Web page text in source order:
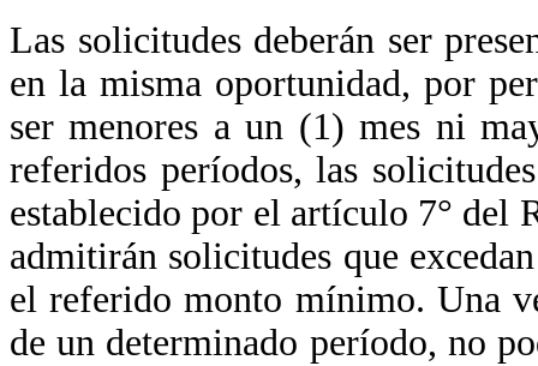
Las solicitudes deberán ser
en la misma oportunidad, por
ser menores a un (1) mes ni
referidos períodos, las
establecido por el artículo 7° del
admitirán solicitudes que
el referido monto mínimo. Una
de un determinado período, no